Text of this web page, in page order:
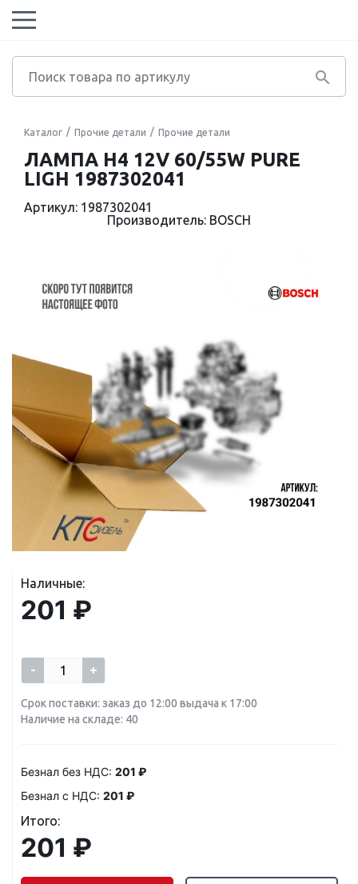
Каталог Прочие детали Прочие детали
ЛАМПА H4 12V 60/55W PURE
LIGH 1987302041
Артикул: 1987302041
Производитель: BOSCH
Наличные:
201 ₽
- +
Срок поставки: заказ до 12:00 выдача к 17:00
Наличие на складе: 40
Безнал без НДС: 201 ₽
Безнал с НДС: 201 ₽
Итого:
201 ₽